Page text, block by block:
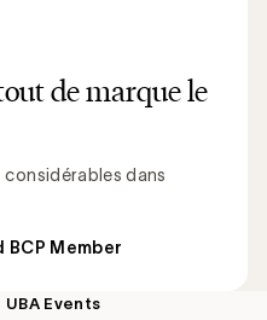
de marque le
considérables dans
BCP Member
UBA Events